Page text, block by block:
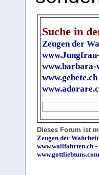
Suche in
Zeugen der
www.barbara-
www.gebete.ch
Dieses Forum ist
Zeugen der Wahrheit
www.wallfahrten.ch -
www.gottliebtuns.com